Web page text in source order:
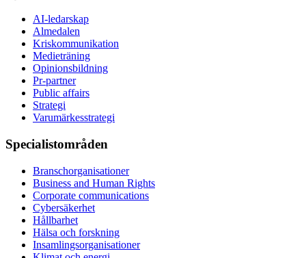
AI-ledarskap
Almedalen
Kris­kommunikation
Medieträning
Opinionsbildning
Pr-partner
Public affairs
Strategi
Varumärkesstrategi
Specialistområden
Branschorganisationer
Business and Human Rights
Corporate communications
Cybersäkerhet
Hållbarhet
Hälsa och forskning
Insamlingsorganisationer